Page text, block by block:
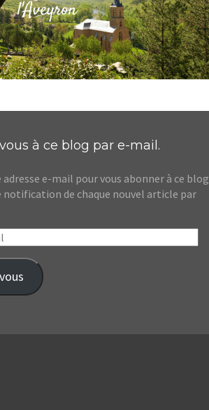
TERRE DE TRADITION
à ce blog par e-mail.
adresse e-mail pour vous abonner à ce blog
notification de chaque nouvel article par